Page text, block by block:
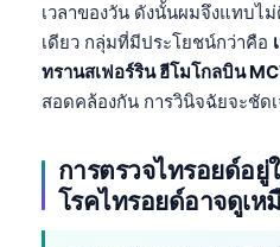
เวลาของวัน ดังนั้นผมจึงแทบไ
เดียว กลุ่มที่มีประโยชน์กว่าคือ
ทรานสเฟอร์ริน ฮีโมโกลบิน
สอดคล้องกัน การวินิจฉัยจะชัด
การตรวจไทรอยด์อยู่
โรคไทรอยด์อาจดูเห